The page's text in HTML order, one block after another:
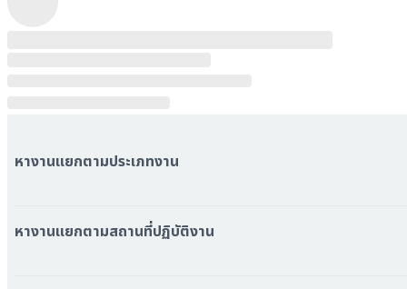
หางานแยกตามประเภทงาน
หมวดหมู่บริษัททั้งหมด
หางานแยกตามสถานที่ปฏิบัติงาน